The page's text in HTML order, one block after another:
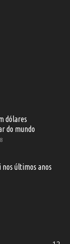
dólares
do mundo
nos últimos anos